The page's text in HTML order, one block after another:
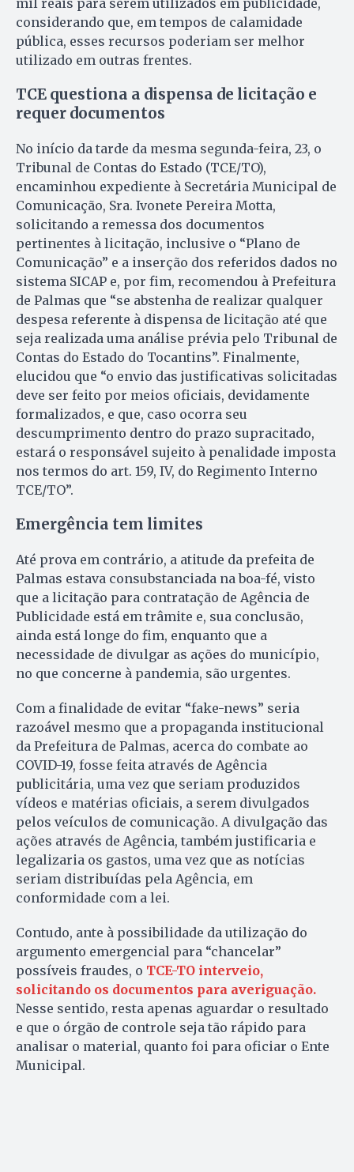
considerando que, em tempos de calamidade
pública, esses recursos poderiam ser melhor
utilizado em outras frentes.
TCE questiona a dispensa de licitação e
requer documentos
No início da tarde da mesma segunda-feira, 23, o
Tribunal de Contas do Estado (TCE/TO),
encaminhou expediente à Secretária Municipal de
Comunicação, Sra. Ivonete Pereira Motta,
solicitando a remessa dos documentos
pertinentes à licitação, inclusive o “Plano de
Comunicação” e a inserção dos referidos dados no
sistema SICAP e, por fim, recomendou à Prefeitura
de Palmas que “se abstenha de realizar qualquer
despesa referente à dispensa de licitação até que
seja realizada uma análise prévia pelo Tribunal de
Contas do Estado do Tocantins”. Finalmente,
elucidou que “o envio das justificativas solicitadas
deve ser feito por meios oficiais, devidamente
formalizados, e que, caso ocorra seu
descumprimento dentro do prazo supracitado,
estará o responsável sujeito à penalidade imposta
nos termos do art. 159, IV, do Regimento Interno
TCE/TO”.
Emergência tem limites
Até prova em contrário, a atitude da prefeita de
Palmas estava consubstanciada na boa-fé, visto
que a licitação para contratação de Agência de
Publicidade está em trâmite e, sua conclusão,
ainda está longe do fim, enquanto que a
necessidade de divulgar as ações do município,
no que concerne à pandemia, são urgentes.
Com a finalidade de evitar “fake-news” seria
razoável mesmo que a propaganda institucional
da Prefeitura de Palmas, acerca do combate ao
COVID-19, fosse feita através de Agência
publicitária, uma vez que seriam produzidos
vídeos e matérias oficiais, a serem divulgados
pelos veículos de comunicação. A divulgação das
ações através de Agência, também justificaria e
legalizaria os gastos, uma vez que as notícias
seriam distribuídas pela Agência, em
conformidade com a lei.
Contudo, ante à possibilidade da utilização do
argumento emergencial para “chancelar”
possíveis fraudes, o TCE-TO interveio,
solicitando os documentos para averiguação.
Nesse sentido, resta apenas aguardar o resultado
e que o órgão de controle seja tão rápido para
analisar o material, quanto foi para oficiar o Ente
Municipal.